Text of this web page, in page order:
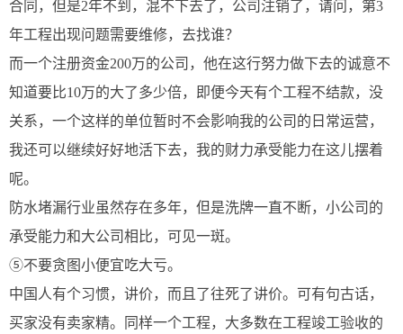
合同，但是2年不到，混不下去了，公司注销了，请问，第3
年工程出现问题需要维修，去找谁？
而一个注册资金200万的公司，他在这行努力做下去的诚意不
知道要比10万的大了多少倍，即便今天有个工程不结款，没
关系，一个这样的单位暂时不会影响我的公司的日常运营，
我还可以继续好好地活下去，我的财力承受能力在这儿摆着
呢。
防水堵漏行业虽然存在多年，但是洗牌一直不断，小公司的
承受能力和大公司相比，可见一斑。
⑤不要贪图小便宜吃大亏。
中国人有个习惯，讲价，而且了往死了讲价。可有句古话，
买家没有卖家精。同样一个工程，大多数在工程竣工验收的